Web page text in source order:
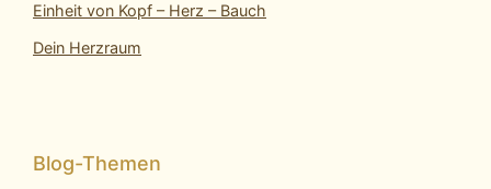
Einheit von Kopf – Herz – Bauch
Dein Herzraum